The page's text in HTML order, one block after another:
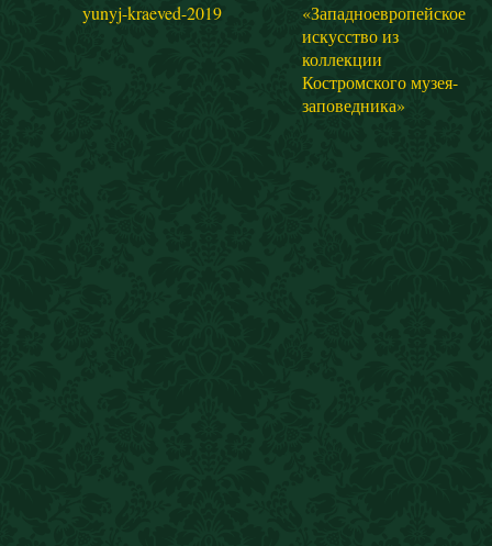
yunyj-kraeved-2019
«Западноевропейское
искусство из
коллекции
Костромского музея-
заповедника»